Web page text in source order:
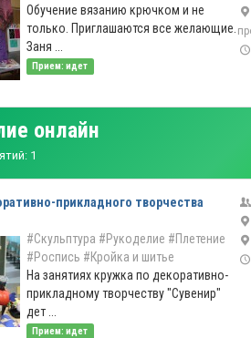
Обучение вязанию крючком и не
только. Приглашаются все желающие.
Заня ...
Прием: идет
онлайн
1
прикладного творчества
#Скульптура #Рукоделие #Плетение
#Роспись #Кройка и шитье
На занятиях кружка по декоративно-
прикладному творчеству "Сувенир"
дет ...
Прием: идет